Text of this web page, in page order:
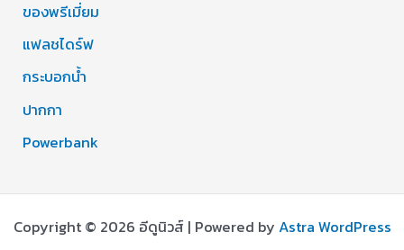
ของพรีเมี่ยม
แฟลชไดร์ฟ
กระบอกน้ำ
ปากกา
Powerbank
Copyright © 2026 อีดูนิวส์ | Powered by Astra WordPress